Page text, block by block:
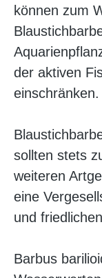
können zum
der aktiven
einschränken.
sollten stets
weiteren
eine
und
Barbus